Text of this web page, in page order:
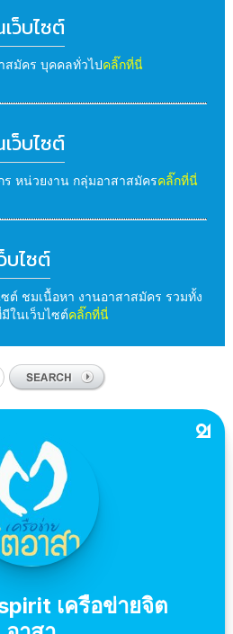
ว็บไซต์
สมัคร บุคคลทั่วไปคลิ๊กที่นี่
ว็บไซต์
ร หน่วยงาน กลุ่มอาสาสมัครคลิ๊กที่นี่
บไซต์
ต์ ชมเนื้อหา งานอาสาสมัคร รวมทั้ง
ในเว็บไซต์คลิ๊กที่นี่